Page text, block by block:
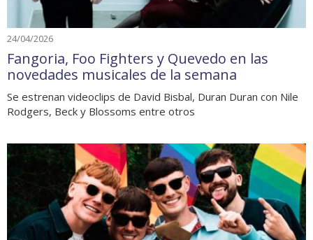
24/04/2026
Fangoria, Foo Fighters y Quevedo en las
novedades musicales de la semana
Se estrenan videoclips de David Bisbal, Duran Duran con Nile
Rodgers, Beck y Blossoms entre otros